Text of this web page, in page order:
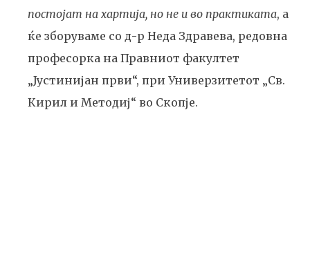
постојат на хартија, но не и во практиката, а
ќе зборуваме со д-р Неда Здравева, редовна
професорка на Правниот факултет
„Јустинијан први“, при Универзитетот „Св.
Кирил и Методиј“ во Скопје.